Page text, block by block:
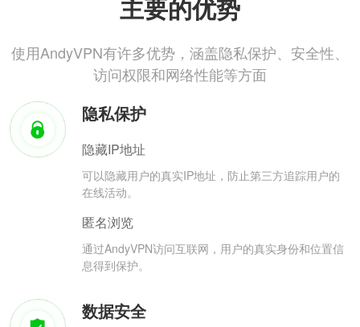
主要的优势
使用AndyVPN有许多优势，涵盖隐私保护、安全性、
访问权限和网络性能等方面
隐私保护
隐藏IP地址
可以隐藏用户的真实IP地址，防止第三方追踪用户的
在线活动。
匿名浏览
通过AndyVPN访问互联网，用户的真实身份和位置信
息得到保护。
数据安全